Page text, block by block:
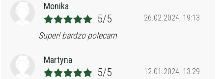
Monika
26.02.2024, 19:13
5/5
Super! bardzo polecam
Martyna
12.01.2024, 13:29
5/5